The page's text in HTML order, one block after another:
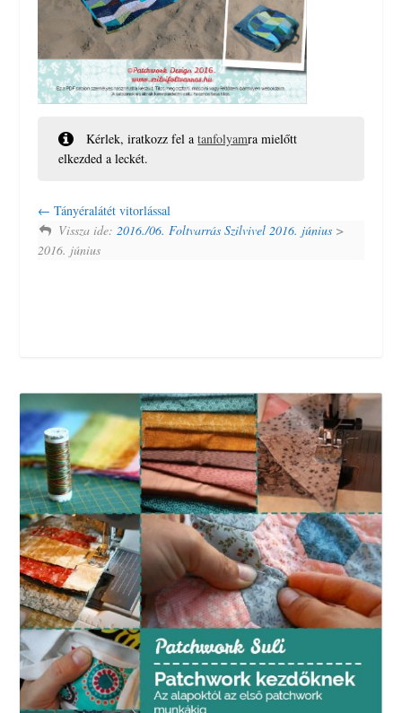
Kérlek, iratkozz fel atanfolyamra mielőtt
elkezded a leckét.
Tányéralátét vitorlással
Vissza ide:2016./06. Foltvarrás Szilvivel 2016. június >
2016. június